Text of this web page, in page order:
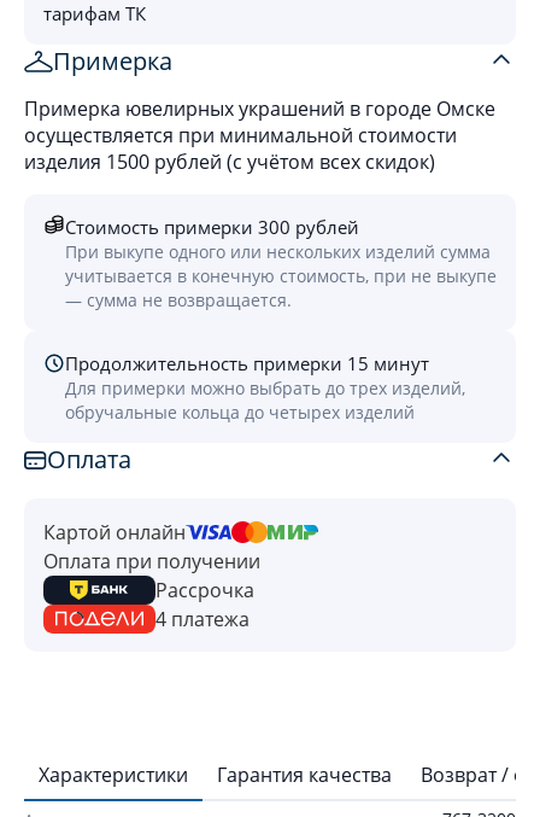
тарифам ТК
Примерка
Примерка ювелирных украшений в городе Омске
осуществляется при минимальной стоимости
изделия 1500 рублей (с учётом всех скидок)
Стоимость примерки 300 рублей
При выкупе одного или нескольких изделий сумма
учитывается в конечную стоимость, при не выкупе
— сумма не возвращается.
Продолжительность примерки 15 минут
Для примерки можно выбрать до трех изделий,
обручальные кольца до четырех изделий
Оплата
Картой онлайн
Оплата при получении
Рассрочка
4 платежа
Характеристики Гарантия качества Возврат /